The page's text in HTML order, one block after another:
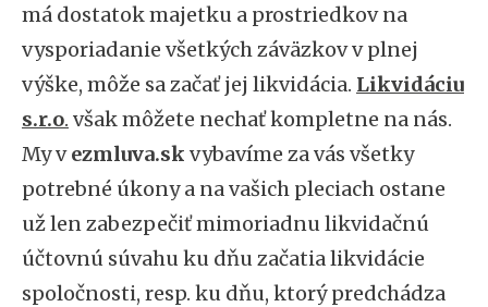
má dostatok majetku a prostriedkov na
vysporiadanie všetkých záväzkov v plnej
výške, môže sa začať jej likvidácia. Likvidáciu
s.r.o. však môžete nechať kompletne na nás.
My vezmluva.sk vybavíme za vás všetky
potrebné úkony a na vašich pleciach ostane
už len zabezpečiť mimoriadnu likvidačnú
účtovnú súvahu ku dňu začatia likvidácie
spoločnosti, resp. ku dňu, ktorý predchádza